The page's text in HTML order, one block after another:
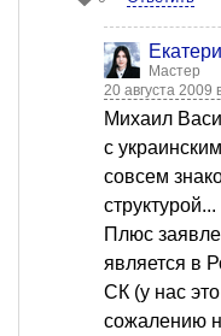
Мастер
20 августа 2009
Михаил
с
совсем
Плюс
является в
СК (у нас
сожалению